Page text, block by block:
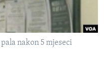
nakon 5 mjeseci